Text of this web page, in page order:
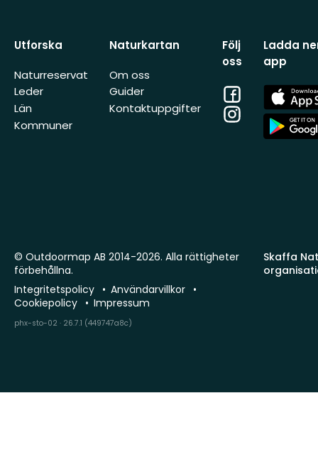
Utforska
Naturreservat
Leder
Län
Kommuner
Naturkartan
Om oss
Guider
Kontaktuppgifter
Följ
oss
Facebook
Instagram
Ladda
app
App
Store
App
Store
Skaffa
© Outdoormap AB 2014-2026. Alla rättigheter
förbehållna.
Integritetspolicy
Användarvillkor
Cookiepolicy
Impressum
phx-sto-02 · 26.7.1 (449747a8c)